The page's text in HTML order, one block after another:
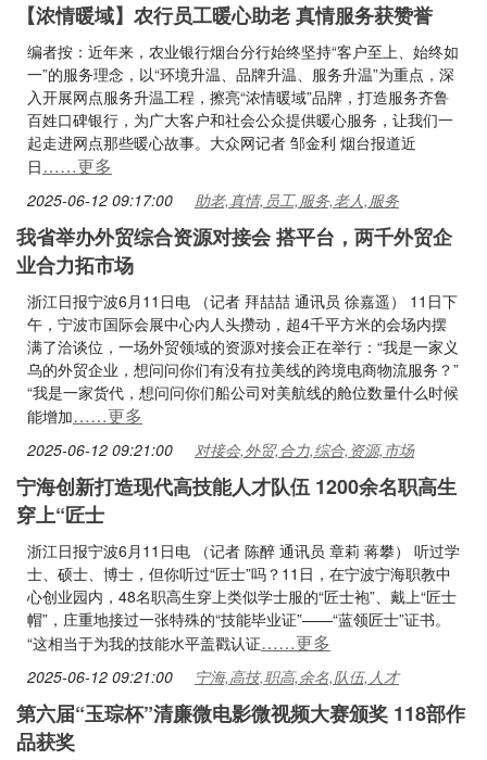
【浓情暖域】农行员工暖心助老 真情服务获赞誉
编者按：近年来，农业银行烟台分行始终坚持“客户至上、始终如
一”的服务理念，以“环境升温、品牌升温、服务升温”为重点，深
入开展网点服务升温工程，擦亮“浓情暖域”品牌，打造服务齐鲁
百姓口碑银行，为广大客户和社会公众提供暖心服务，让我们一
起走进网点那些暖心故事。大众网记者 邹金利 烟台报道近
日……更多
2025-06-12 09:17:00 助老,真情,员工,服务,老人,服务
我省举办外贸综合资源对接会 搭平台，两千外贸企
业合力拓市场
浙江日报宁波6月11日电 （记者 拜喆喆 通讯员 徐嘉遥） 11日下
午，宁波市国际会展中心内人头攒动，超4千平方米的会场内摆
满了洽谈位，一场外贸领域的资源对接会正在举行：“我是一家义
乌的外贸企业，想问问你们有没有拉美线的跨境电商物流服务？”
“我是一家货代，想问问你们船公司对美航线的舱位数量什么时候
能增加……更多
2025-06-12 09:21:00 对接会,外贸,合力,综合,资源,市场
宁海创新打造现代高技能人才队伍 1200余名职高生
穿上“匠士
浙江日报宁波6月11日电 （记者 陈醉 通讯员 章莉 蒋攀） 听过学
士、硕士、博士，但你听过“匠士”吗？11日，在宁波宁海职教中
心创业园内，48名职高生穿上类似学士服的“匠士袍”、戴上“匠士
帽”，庄重地接过一张特殊的“技能毕业证”——“蓝领匠士”证书。
“这相当于为我的技能水平盖戳认证……更多
2025-06-12 09:21:00 宁海,高技,职高,余名,队伍,人才
第六届“玉琮杯”清廉微电影微视频大赛颁奖 118部作
品获奖